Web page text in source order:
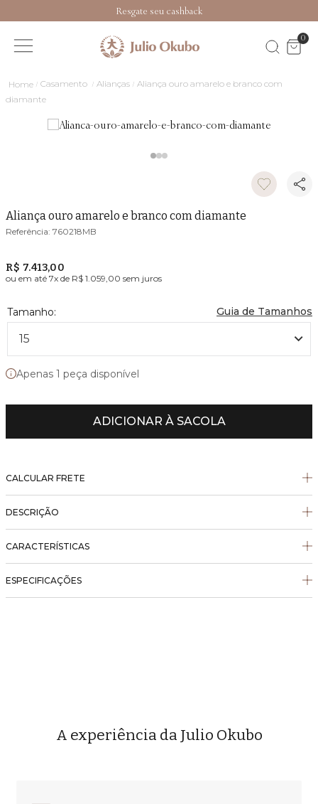
Resgate seu cashback
0
Casamento Alianças
Aliança ouro amarelo e branco com
diamante
Aliança ouro amarelo e branco com diamante
760218MB
R$ 7.413,00
ou em até 7x de R$ 1.059,00 sem juros
Guia de Tamanhos
15
Apenas 1 peça disponível
ADICIONAR À SACOLA
CALCULAR FRETE
DESCRIÇÃO
CARACTERÍSTICAS
ESPECIFICAÇÕES
A experiência da Julio Okubo